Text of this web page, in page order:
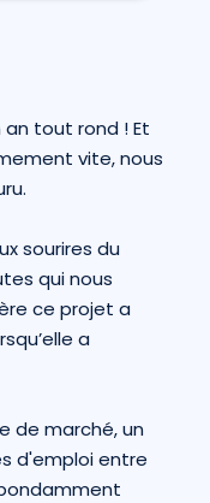
an tout rond ! Et
vite, nous
sourires du
qui nous
ce projet a
a
de marché, un
d'emploi entre